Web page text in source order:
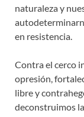
naturaleza y
en resistencia.
Contra el cerco
opresión,
libre y
deconstruimos